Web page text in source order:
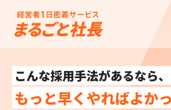
こんな採用手法があるなら、
もっと早くやればよかっ